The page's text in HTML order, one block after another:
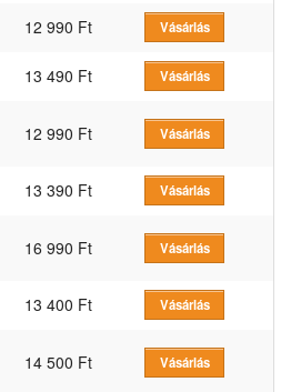
12 990 Ft Vásárlás
13 490 Ft Vásárlás
12 990 Ft Vásárlás
13 390 Ft Vásárlás
16 990 Ft Vásárlás
13 400 Ft Vásárlás
14 500 Ft Vásárlás